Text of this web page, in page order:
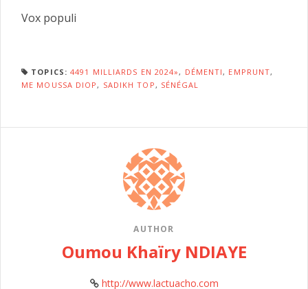
Vox populi
TOPICS: 4491 MILLIARDS EN 2024» , DÉMENTI , EMPRUNT,
ME MOUSSA DIOP , SADIKH TOP , SÉNÉGAL
AUTHOR
Oumou Khaïry NDIAYE
http://www.lactuacho.com